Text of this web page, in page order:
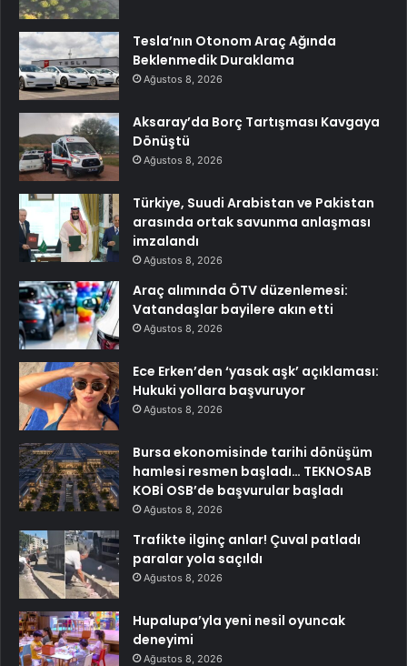
Tesla’nın Otonom Araç Ağında
Beklenmedik Duraklama
Ağustos 8, 2026
Aksaray’da Borç Tartışması Kavgaya
Dönüştü
Ağustos 8, 2026
Türkiye, Suudi Arabistan ve Pakistan
arasında ortak savunma anlaşması
imzalandı
Ağustos 8, 2026
Araç alımında ÖTV düzenlemesi:
Vatandaşlar bayilere akın etti
Ağustos 8, 2026
Ece Erken’den ‘yasak aşk’ açıklaması:
Hukuki yollara başvuruyor
Ağustos 8, 2026
Bursa ekonomisinde tarihi dönüşüm
hamlesi resmen başladı… TEKNOSAB
KOBİ OSB’de başvurular başladı
Ağustos 8, 2026
Trafikte ilginç anlar! Çuval patladı
paralar yola saçıldı
Ağustos 8, 2026
Hupalupa’yla yeni nesil oyuncak
deneyimi
Ağustos 8, 2026